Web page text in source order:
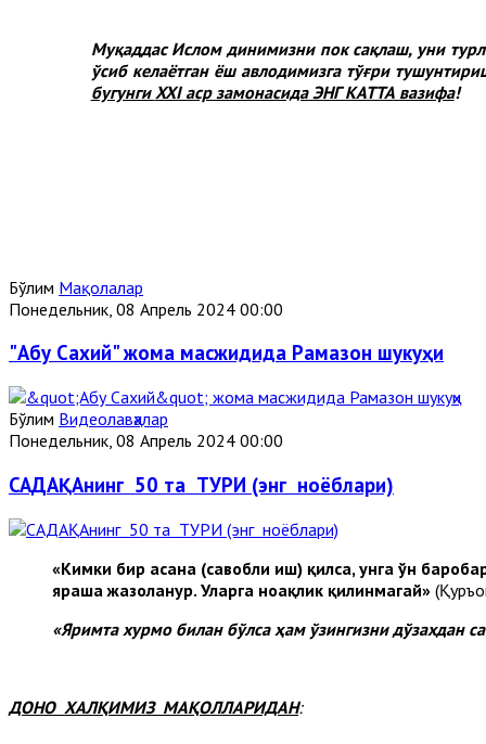
Муқаддас Ислом динимизни пок сақлаш, уни
ўсиб келаётган ёш авлодимизга тўғри
бугунги XXI аср замонасида ЭНГ КАТТА вазифа!
Бўлим Мақолалар
Понедельник, 08 Апрель 2024 00:00
"Абу Сахий" жома масжидида Рамазон шукуҳи
Бўлим Видеолавҳалар
Понедельник, 08 Апрель 2024 00:00
САДАҚАнинг 50 та ТУРИ (энг ноёблари)
«Кимки бир ҳасана (савобли иш) қилса, унга ўн
яраша жазоланур. Уларга ноҳақлик қилинмагай»
«Яримта хурмо билан бўлса ҳам ўзингизни дўзахдан
ДОНО ХАЛҚИМИЗ МАҚОЛЛАРИДАН: